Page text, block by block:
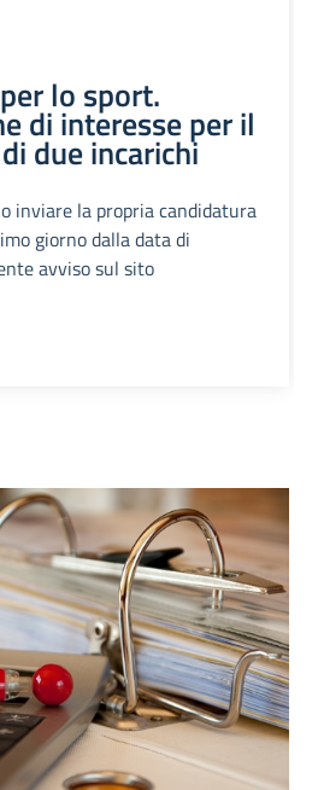
lo sport.
di interesse per il
due incarichi
inviare la propria candidatura
giorno dalla data di
avviso sul sito